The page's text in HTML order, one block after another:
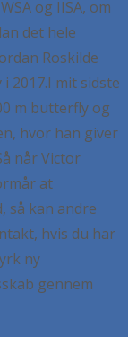
og IISA, om
det hele
Roskilde
2017.I mit sidste
m butterfly og
hvor han giver
når Victor
at
så kan andre
hvis du har
ny
gennem